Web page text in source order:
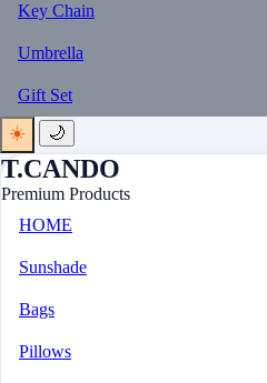
Key Chain
Umbrella
Gift Set
☀️
🌙
T.CANDO
Premium Products
HOME
Sunshade
Bags
Pillows